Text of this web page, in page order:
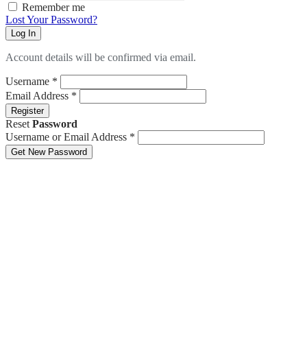
Remember me
Lost Your Password?
Log In
Account details will be confirmed via email.
Username *
Email Address *
Register
Reset Password
Username or Email Address *
Get New Password